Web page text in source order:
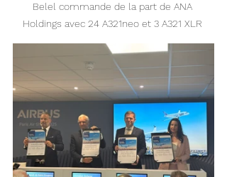
Belel commande de la part de ANA
Holdings avec 24 A321neo et 3 A321 XLR